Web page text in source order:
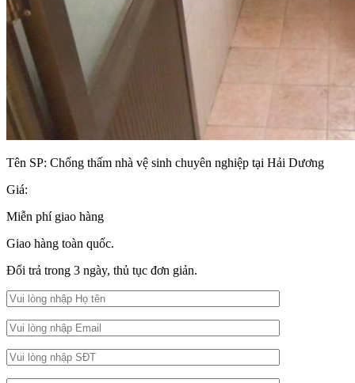
Tên SP: Chống thấm nhà vệ sinh chuyên nghiệp tại Hải Dương
Giá:
Miễn phí giao hàng
Giao hàng toàn quốc.
Đổi trả trong 3 ngày, thủ tục đơn giản.